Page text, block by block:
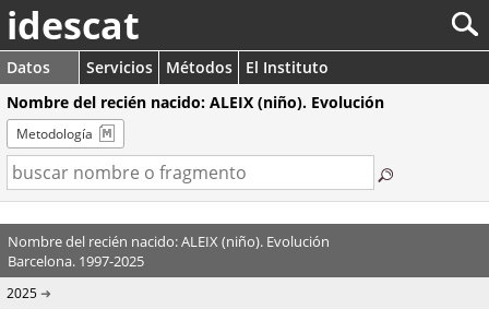
idescat
Datos Servicios Métodos
El Instituto
Nombre del recién nacido: ALEIX (niño). Evolución
Metodología
Nombre del recién nacido: ALEIX (niño). Evolución
Barcelona. 1997-2025
2025